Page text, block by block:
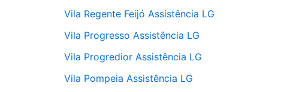
Vila Regente Feijó Assistência LG
Vila Progresso Assistência LG
Vila Progredior Assistência LG
Vila Pompeia Assistência LG